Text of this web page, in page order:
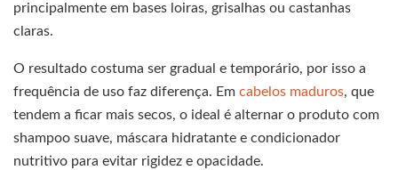
principalmente em bases loiras, grisalhas ou castanhas
claras.
O resultado costuma ser gradual e temporário, por isso a
frequência de uso faz diferença. Em cabelos maduros, que
tendem a ficar mais secos, o ideal é alternar o produto com
shampoo suave, máscara hidratante e condicionador
nutritivo para evitar rigidez e opacidade.